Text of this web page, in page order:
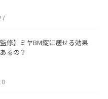
監修】ミヤBM錠に痩せる効果
るの？